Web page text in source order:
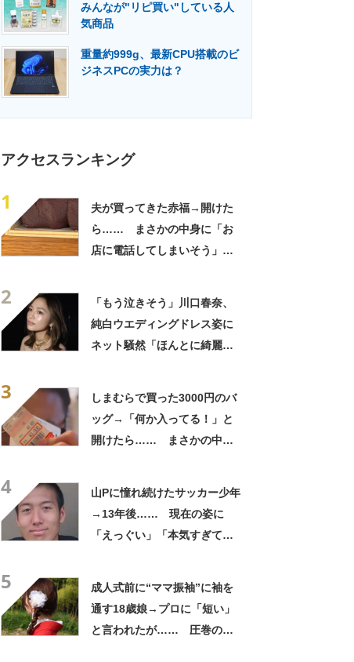
みんなが"リピ買い"している人
気商品
重量約999g、最新CPU搭載のビ
ジネスPCの実力は？
アクセスランキング
1
夫が買ってきた赤福→開けた
ら…… まさかの中身に「お
店に電話してしまいそう」
2
「もう泣きそう」川口春奈、
純白ウエディングドレス姿に
ネット騒然「ほんとに綺麗」
3
しまむらで買った3000円のバ
ッグ→「何か入ってる！」と
開けたら…… まさかの中身
4
山Pに憧れ続けたサッカー少年
→13年後…… 現在の姿に
「えっぐい」「本気すぎて尊
5
成人式前に“ママ振袖”に袖を
通す18歳娘→プロに「短い」
と言われたが…… 圧巻の着